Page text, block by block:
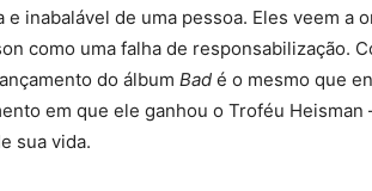
e inabalável de uma pessoa. Eles veem a
como uma falha de responsabilização.
do álbum Bad é o mesmo que
em que ele ganhou o Troféu
sua vida.